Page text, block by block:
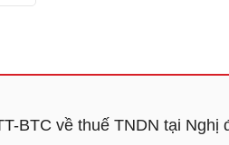
BTC về thuế TNDN tại Nghị